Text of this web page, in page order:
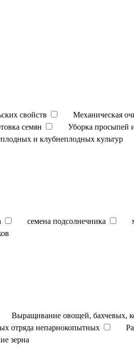
свойств Механическая
семян Уборка просыпей
и клубнеплодных культур
семена подсолнечника
Выращивание овощей, бахчевых,
отряда непарнокопытных
зерна